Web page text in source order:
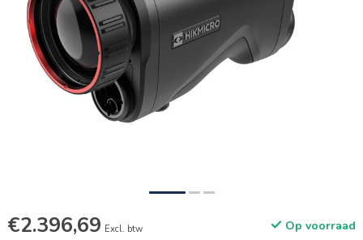
€2.396,69 Excl. btw Op voorraad